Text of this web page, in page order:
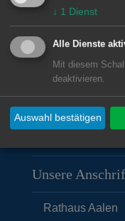
Unsere
Rathaus Aalen
↓ 1 Dienst
Alle Dienste
Mit diesem
deaktivieren.
Auswahl bestätigen